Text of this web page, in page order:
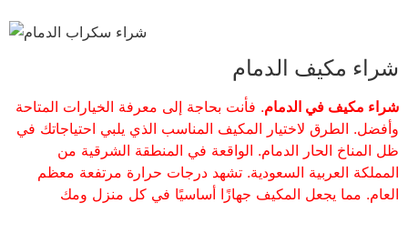
شراء مكيف الدمام
شراء مكيف في الدمام. فأنت بحاجة إلى معرفة الخيارات المتاحة
وأفضل. الطرق لاختيار المكيف المناسب الذي يلبي احتياجاتك في
ظل المناخ الحار الدمام. الواقعة في المنطقة الشرقية من
المملكة العربية السعودية. تشهد درجات حرارة مرتفعة معظم
العام. مما يجعل المكيف جهازًا أساسيًا في كل منزل ومك